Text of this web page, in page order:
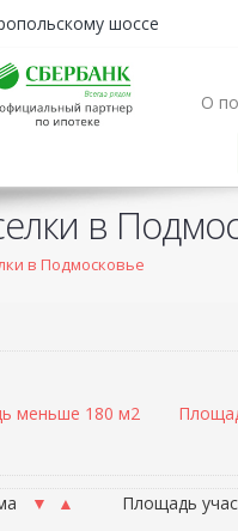
шоссе
О
в
в Подмосковье
меньше 180 м2
▲
▼ Площадь